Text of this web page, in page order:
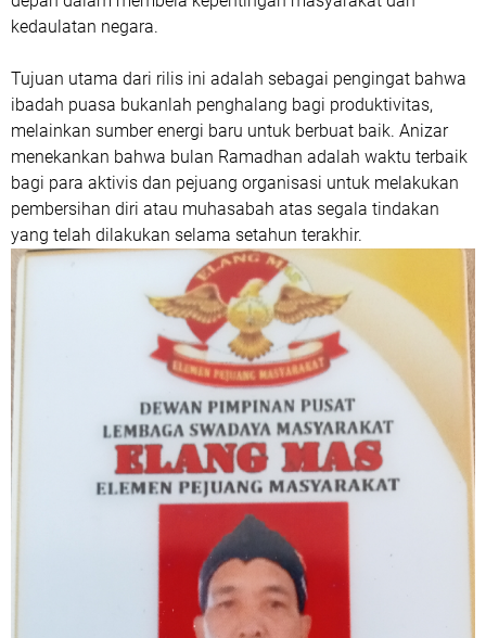
kedaulatan negara.
Tujuan utama dari rilis ini adalah sebagai pengingat bahwa
ibadah puasa bukanlah penghalang bagi produktivitas,
melainkan sumber energi baru untuk berbuat baik. Anizar
menekankan bahwa bulan Ramadhan adalah waktu terbaik
bagi para aktivis dan pejuang organisasi untuk melakukan
pembersihan diri atau muhasabah atas segala tindakan
yang telah dilakukan selama setahun terakhir.